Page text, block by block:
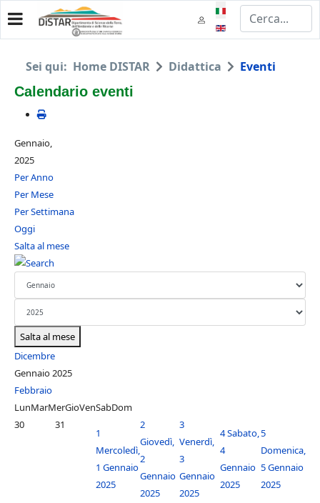
Seleziona la tua lingua
Sei qui: Home DISTAR Didattica
Eventi
Calendario eventi
Gennaio,
2025
Per Anno
Per Mese
Per Settimana
Oggi
Salta al mese
Salta al mese
Dicembre
Gennaio 2025
Febbraio
LunMarMerGioVenSabDom
30
31
1
Mercoledì,
1 Gennaio
2025
2
Giovedì,
2
Gennaio
2025
3
Venerdì,
3
Gennaio
2025
4Sabato,
4
Gennaio
2025
5
Domenica,
5 Gennaio
2025